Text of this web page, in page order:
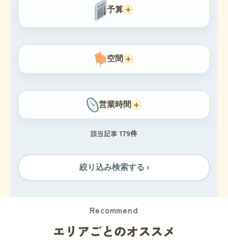
予算
空間
営業時間
該当記事 179件
絞り込み検索する ›
Recommend
エリアごとのオススメ